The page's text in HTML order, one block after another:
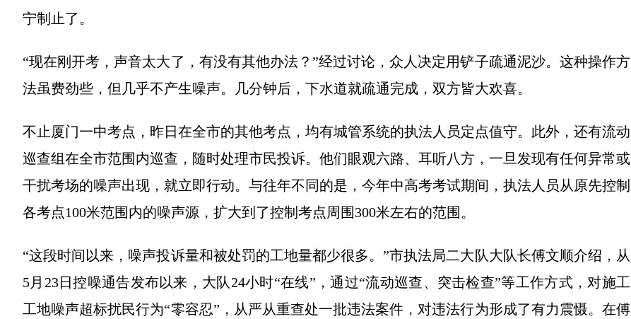
宁制止了。
“现在刚开考，声音太大了，有没有其他办法？”经过讨论，众人决定用铲子疏通泥沙。这种操作方
法虽费劲些，但几乎不产生噪声。几分钟后，下水道就疏通完成，双方皆大欢喜。
不止厦门一中考点，昨日在全市的其他考点，均有城管系统的执法人员定点值守。此外，还有流动
巡查组在全市范围内巡查，随时处理市民投诉。他们眼观六路、耳听八方，一旦发现有任何异常或
干扰考场的噪声出现，就立即行动。与往年不同的是，今年中高考考试期间，执法人员从原先控制
各考点100米范围内的噪声源，扩大到了控制考点周围300米左右的范围。
“这段时间以来，噪声投诉量和被处罚的工地量都少很多。”市执法局二大队大队长傅文顺介绍，从
5月23日控噪通告发布以来，大队24小时“在线”，通过“流动巡查、突击检查”等工作方式，对施工
工地噪声超标扰民行为“零容忍”，从严从重查处一批违法案件，对违法行为形成了有力震慑。在傅